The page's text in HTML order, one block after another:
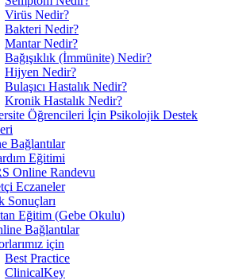
Virüs Nedir?
Bakteri Nedir?
Mantar Nedir?
Bağışıklık (İmmünite) Nedir?
Hijyen Nedir?
Bulaşıcı Hastalık Nedir?
Kronik Hastalık Nedir?
Öğrencileri İçin Psikolojik Destek
Bağlantılar
Eğitimi
Online Randevu
Eczaneler
Sonuçları
Eğitim (Gebe Okulu)
Bağlantılar
için
Best Practice
ClinicalKey